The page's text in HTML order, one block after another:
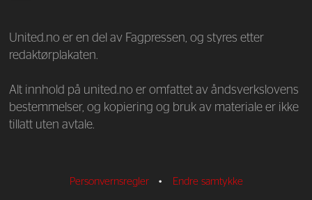
United.no er en del av Fagpressen, og styres etter
redaktørplakaten.
Alt innhold på united.no er omfattet av åndsverkslovens
bestemmelser, og kopiering og bruk av materiale er ikke
tillatt uten avtale.
Personvernsregler • Endre samtykke